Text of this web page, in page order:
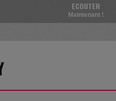
ECOUTER
Maintenant !